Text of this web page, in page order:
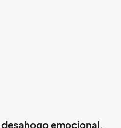
emocional.